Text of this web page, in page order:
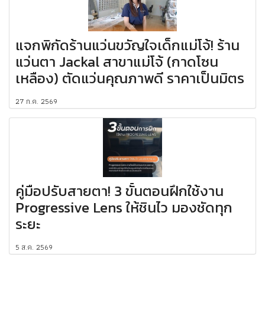
แจกพิกัดร้านแว่นขวัญใจเด็กแม่โจ้! ร้าน
แว่นตา Jackal สาขาแม่โจ้ (กาดโซน
เหลือง) ตัดแว่นคุณภาพดี ราคาเป็นมิตร
27 ก.ค. 2569
คู่มือปรับสายตา! 3 ขั้นตอนฝึกใช้งาน
Progressive Lens ให้ชินไว มองชัดทุก
ระยะ
5 ส.ค. 2569